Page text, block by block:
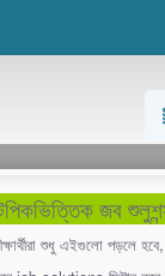
জব
শুধু এইগুলো পড়লে